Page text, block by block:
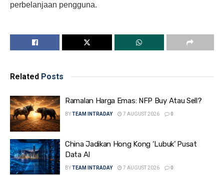
perbelanjaan pengguna.
Related Posts
Ramalan Harga Emas: NFP Buy Atau Sell?
BYTEAM INTRADAY 7 AUGUST 2026 0
China Jadikan Hong Kong ‘Lubuk’ Pusat
Data AI
BYTEAM INTRADAY 7 AUGUST 2026 0